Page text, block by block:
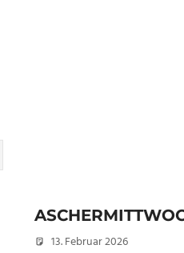
13. Februar 2026